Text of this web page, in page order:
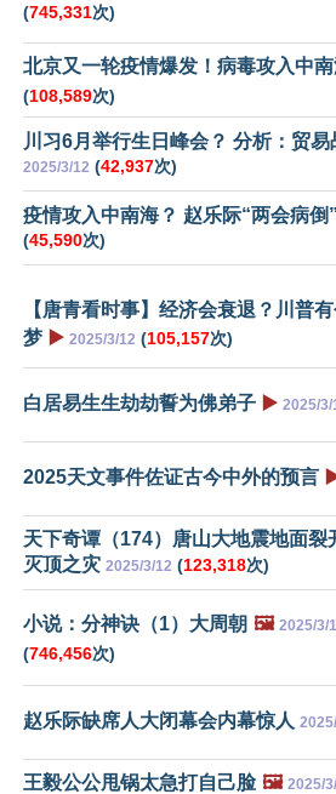
(745,331次)
北京又一轮疫情爆发！病毒攻入中南
(108,589次)
川习6月举行生日峰会？ 分析：贸
2025/3/12 (42,937次)
疫情攻入中南海？ 赵乐际“两会病倒
(45,590次)
【唐青看时事】经济会衰退？川普
梦 ▶️ 2025/3/12 (105,157次)
白居易生生劫劫誓为佛弟子 ▶️ 2025/3/
2025天文事件佐证古今中外的预言
天下奇谭（174）唐山大地震地面裂
灭顶之灾 2025/3/12 (123,318次)
小说：分神诀（1）大周朝 🖼️ 2025/3/
(746,456次)
赵乐际缺席人大闭幕会内幕惊人
王毅公公甩锅太急打自己脸 🖼️ 2025/